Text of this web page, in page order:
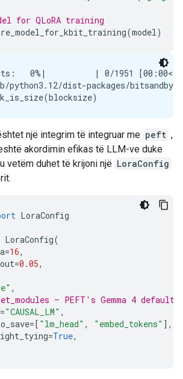
for QLoRA training
(model)
0%|          | 0/1951
dist-packages/
një integrim të integruar me peft ,
akordimin efikas të LLM-ve duke
vetëm duhet të krijoni një LoraConfig
LoraConfig
LoraConfig(
=16,
=0.05,
,
— PEFT's Gemma 4
="CAUSAL_LM" ,
=[ "lm_head" , "embed_tokens" ],
=True,